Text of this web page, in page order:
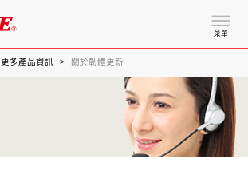
菜單
更多產品資訊 關於韌體更新